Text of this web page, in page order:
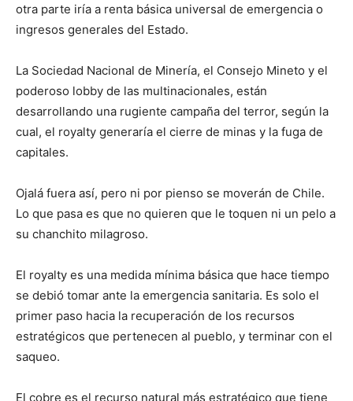
otra parte iría a renta básica universal de emergencia o
ingresos generales del Estado.
La Sociedad Nacional de Minería, el Consejo Mineto y el
poderoso lobby de las multinacionales, están
desarrollando una rugiente campaña del terror, según la
cual, el royalty generaría el cierre de minas y la fuga de
capitales.
Ojalá fuera así, pero ni por pienso se moverán de Chile.
Lo que pasa es que no quieren que le toquen ni un pelo a
su chanchito milagroso.
El royalty es una medida mínima básica que hace tiempo
se debió tomar ante la emergencia sanitaria. Es solo el
primer paso hacia la recuperación de los recursos
estratégicos que pertenecen al pueblo, y terminar con el
saqueo.
El cobre es el recurso natural más estratégico que tiene